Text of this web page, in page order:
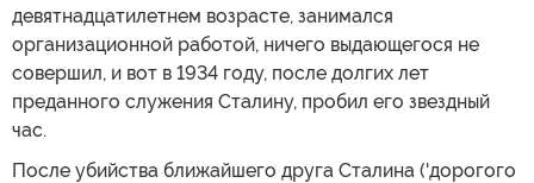
девятнадцатилетнем возрасте, занимался
организационной работой, ничего выдающегося не
совершил, и вот в 1934 году, после долгих лет
преданного служения Сталину, пробил его звездный
час.
После убийства ближайшего друга Сталина ('дорогого